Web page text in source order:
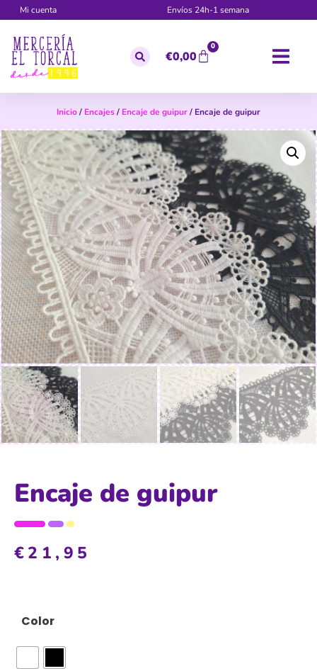
Mi cuenta Envíos 24h-1 semana
€0,00
0
Inicio/ Encajes/ Encaje de guipur/ Encaje de guipur
Encaje de guipur
€21,95
Color